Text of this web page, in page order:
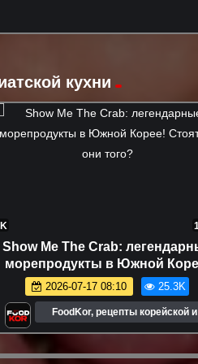
кухни
Show Me The Crab:
морепродукты в Южной
Стоят ли они того?
2026-07-17 08:10 25.3K
FoodKor, рецепты корейской и
паназиатской кухни